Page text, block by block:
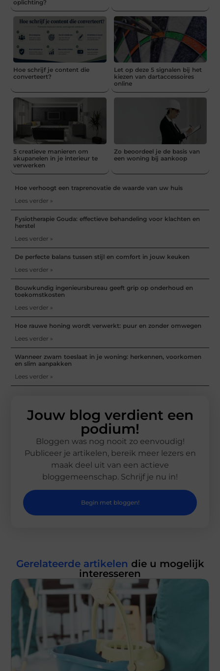
oplichting?
Hoe schrijf je content die
converteert?
Let op deze 5 signalen bij het
kiezen van dartaccessoires
online
5 creatieve manieren om
akupanelen in je interieur te
verwerken
Zo beoordeel je de basis van
een woning bij aankoop
Hoe verhoogt een traprenovatie de waarde van uw huis
Lees verder »
Fysiotherapie Gouda: effectieve behandeling voor klachten en
herstel
Lees verder »
De perfecte balans tussen stijl en comfort in jouw keuken
Lees verder »
Bouwkundig ingenieursbureau geeft grip op onderhoud en
toekomstkosten
Lees verder »
Hoe rauwe honing wordt verwerkt: puur en zonder omwegen
Lees verder »
Wanneer zwam toeslaat in je woning: herkennen, voorkomen
en slim aanpakken
Lees verder »
Jouw blog verdient een
podium!
Bloggen was nog nooit zo eenvoudig!
Publiceer je artikelen, bereik meer lezers en
maak deel uit van een actieve
bloggemeenschap. Schrijf je nu in!
Begin met bloggen!
Gerelateerde artikelen die u mogelijk
interesseren